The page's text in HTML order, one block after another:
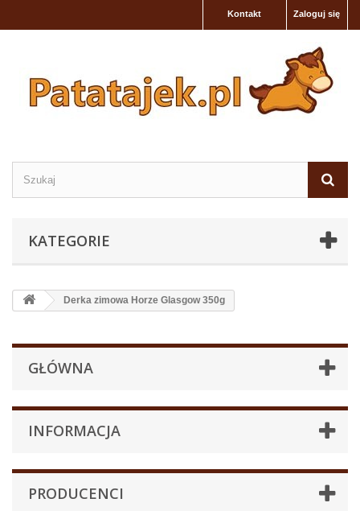
Zaloguj się
Kontakt
KATEGORIE
Derka zimowa Horze Glasgow 350g
GŁÓWNA
INFORMACJA
PRODUCENCI